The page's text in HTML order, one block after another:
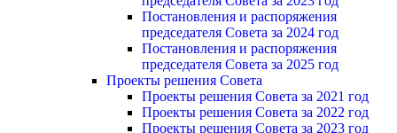
Постановления и распоряжения
председателя Cовета за 2024 год
Постановления и распоряжения
председателя Cовета за 2025 год
Проекты решения Cовета
Проекты решения Совета за 2021 год
Проекты решения Совета за 2022 год
Проекты решения Cовета за 2023 год